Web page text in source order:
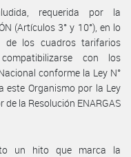
requerida por la
(Artículos 3° y 10°), en lo
los cuadros tarifarios
con los
conforme la Ley N°
este Organismo por la Ley
la Resolución ENARGAS
un hito que marca la